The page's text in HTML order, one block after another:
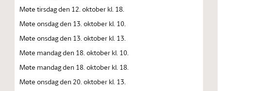
Møte tirsdag den 12. oktober kl. 18.
Møte onsdag den 13. oktober kl. 10.
Møte onsdag den 13. oktober kl. 13.
Møte mandag den 18. oktober kl. 10.
Møte mandag den 18. oktober kl. 18.
Møte onsdag den 20. oktober kl. 13.